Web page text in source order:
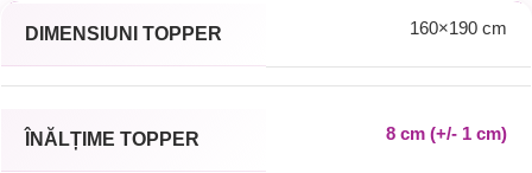
DIMENSIUNI TOPPER 160×190 cm
ÎNĂLȚIME TOPPER 8 cm (+/- 1 cm)